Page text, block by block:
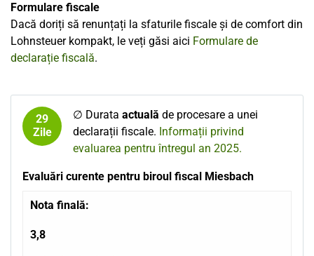
Formulare fiscale
Dacă doriți să renunțați la sfaturile fiscale și de comfort din
Lohnsteuer kompakt, le veți găsi aici Formulare de
declarație fiscală.
29
Zile
∅ Durata actuală de procesare a unei
declarații fiscale. Informații privind
evaluarea pentru întregul an 2025.
Evaluări curente pentru biroul fiscal Miesbach
Nota finală:
3,8